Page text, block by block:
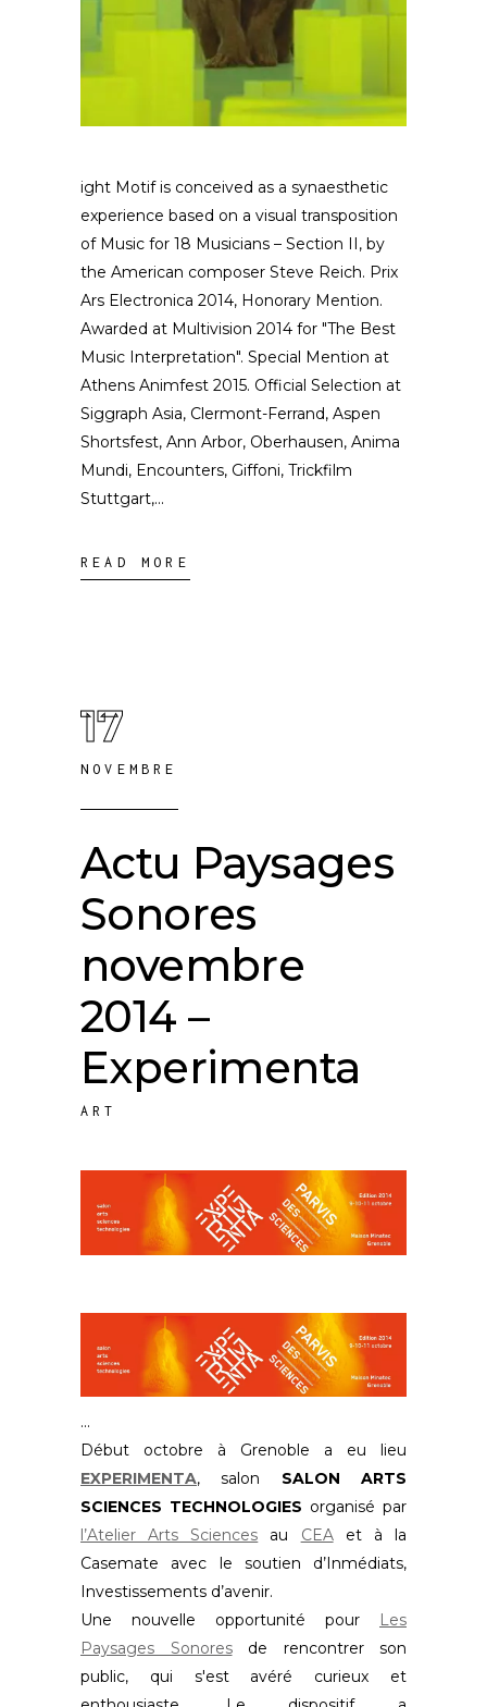
ight Motif is conceived as a synaesthetic
experience based on a visual transposition
of Music for 18 Musicians – Section II, by
the American composer Steve Reich. Prix
Ars Electronica 2014, Honorary Mention.
Awarded at Multivision 2014 for "The Best
Music Interpretation". Special Mention at
Athens Animfest 2015. Official Selection at
Siggraph Asia, Clermont-Ferrand, Aspen
Shortsfest, Ann Arbor, Oberhausen, Anima
Mundi, Encounters, Giffoni, Trickfilm
Stuttgart,
READ MORE
17
NOVEMBRE
Actu Paysages
Sonores
novembre
2014 –
Experimenta
ART
Début octobre à Grenoble a eu lieu
EXPERIMENTA, salon SALON ARTS
SCIENCES TECHNOLOGIES organisé par
l’Atelier Arts Sciences au CEAet à la
Casemate avec le soutien d’Inmédiats,
Investissements d’avenir.
Une nouvelle opportunité pour
Les
Paysages Sonoresde rencontrer son
public, qui s'est avéré curieux et